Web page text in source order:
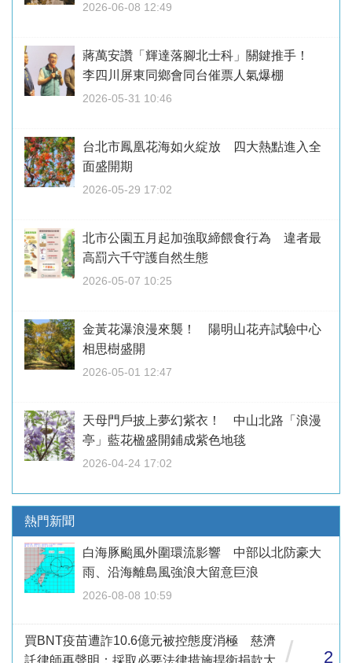
2026-06-08 12:49
蔣萬安讚「輝達落腳北士科」關鍵推手！
李四川屏東同鄉會同台催票人氣爆棚
2026-05-31 10:46
台北市鳳凰花海如火綻放 四大熱點進入全
面盛開期
2026-05-29 17:02
北市公園五月起加強取締餵食行為 違者最
高罰六千守護自然生態
2026-05-07 10:25
金黃花瀑浪漫來襲！ 陽明山花卉試驗中心
相思樹盛開
2026-05-01 12:47
天母門戶披上夢幻紫衣！ 中山北路「浪漫
亭」藍花楹盛開鋪成紫色地毯
2026-04-24 17:02
熱門新聞
白海豚颱風外圍環流影響 中部以北防豪大
雨、沿海離島風強浪大留意巨浪
2026-08-08 10:59
買BNT疫苗遭詐10.6億元被控態度消極 慈濟
/ 2